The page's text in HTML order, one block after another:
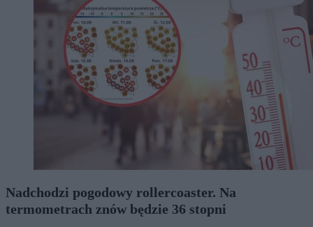
Nadchodzi pogodowy rollercoaster. Na
termometrach znów będzie 36 stopni